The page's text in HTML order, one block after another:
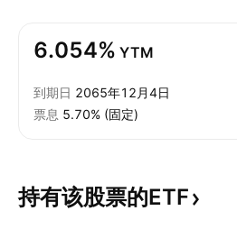
6.054% YTM
到期日 2065年12月4日
票息 5.70% (固定)
持有该股票的ETF